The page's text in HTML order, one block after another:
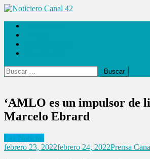
Saltar
contenido
Noticiero Canal 42
Buscar:
‘AMLO es un impulsor de
Marcelo Ebrard
Las Noticias
febrero 23, 2022febrero 24, 2022Prensa